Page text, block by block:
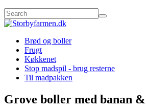
Brød og boller
Frugt
Køkkenet
Stop madspil - brug resterne
Til madpakken
Grove boller med banan